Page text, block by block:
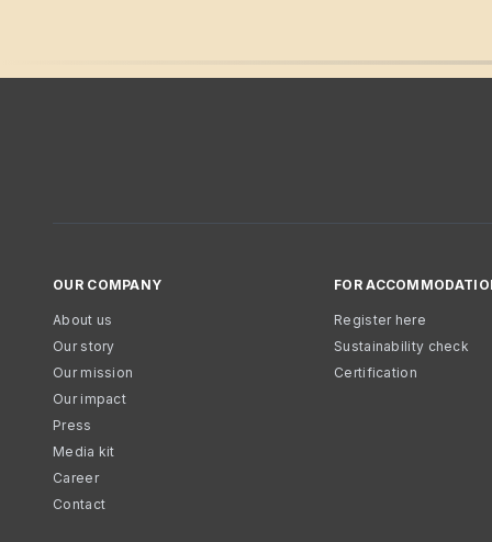
OUR COMPANY
About us
Our story
Our mission
Our impact
Press
Media kit
Career
Contact
FOR
Register here
Sustainability check
Certification